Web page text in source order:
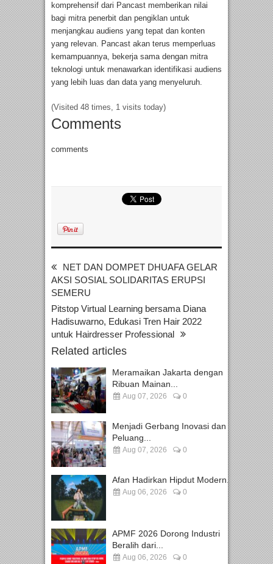
komprehensif dari Pancast memberikan nilai
bagi mitra penerbit dan pengiklan untuk
menjangkau audiens yang tepat dan konten
yang relevan. Pancast akan terus memperluas
kemampuannya, bekerja sama dengan mitra
teknologi untuk menawarkan identifikasi audiens
yang lebih luas dan data yang menyeluruh.
(Visited 48 times, 1 visits today)
Comments
comments
NET DAN DOMPET DHUAFA GELAR
AKSI SOSIAL SOLIDARITAS ERUPSI
SEMERU
Pitstop Virtual Learning bersama Diana
Hadisuwarno, Edukasi Tren Hair 2022
untuk Hairdresser Professional
Related articles
Meramaikan Jakarta dengan
Ribuan Mainan...
Aug 07, 2026 0
Menjadi Gerbang Inovasi dan
Peluang...
Aug 07, 2026 0
Afan Hadirkan Hipdut Modern...
Aug 06, 2026 0
APMF 2026 Dorong Industri
Beralih dari...
Aug 06, 2026 0